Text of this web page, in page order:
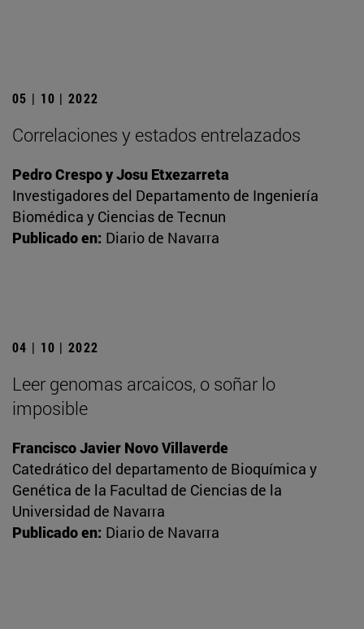
05 | 10 | 2022
Correlaciones y estados entrelazados
Pedro Crespo y Josu Etxezarreta
Investigadores del Departamento de Ingeniería
Biomédica y Ciencias de Tecnun
Publicado en: Diario de Navarra
04 | 10 | 2022
Leer genomas arcaicos, o soñar lo
imposible
Francisco Javier Novo Villaverde
Catedrático del departamento de Bioquímica y
Genética de la Facultad de Ciencias de la
Universidad de Navarra
Publicado en: Diario de Navarra